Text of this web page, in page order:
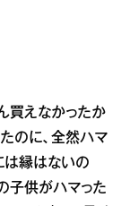
買えなかったか
のに、全然ハマ
は縁はないの
子供がハマった